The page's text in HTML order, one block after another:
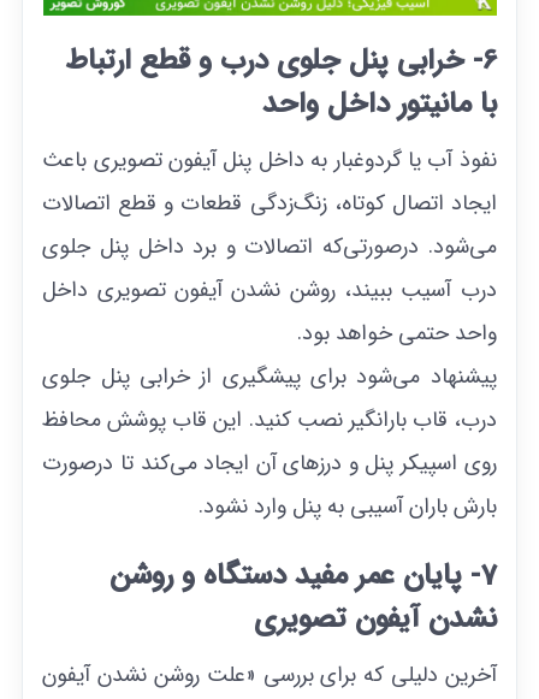
6- خرابی پنل جلوی درب و قطع ارتباط
با مانیتور داخل واحد
نفوذ آب یا گردوغبار به داخل پنل آیفون تصویری باعث
ایجاد اتصال کوتاه، زنگ‌زدگی قطعات و قطع اتصالات
می‌شود. درصورتی‌که اتصالات و برد داخل پنل جلوی
درب آسیب ببیند، روشن نشدن آیفون تصویری داخل
واحد حتمی خواهد بود.
پیشنهاد می‌شود برای پیشگیری از خرابی پنل جلوی
درب، قاب بارانگیر نصب کنید. این قاب پوشش محافظ
روی اسپیکر پنل و درز‌های آن ایجاد می‌کند تا درصورت
بارش باران آسیبی به پنل وارد نشود.
7- پایان عمر مفید دستگاه و روشن
نشدن آیفون تصویری
آخرین دلیلی که برای بررسی «علت روشن نشدن آیفون